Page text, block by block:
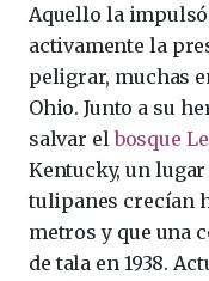
Aquello la
activamente la
peligrar, muchas
Ohio. Junto a su
salvar elbosque
Kentucky, un
tulipanes crecían
metros y que una
de tala en 1938.